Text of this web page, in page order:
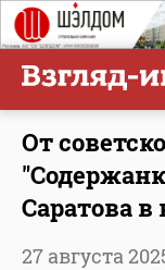
От
Саратова в
27 августа